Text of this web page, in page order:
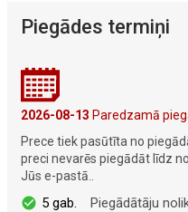
Piegādes termiņi
2026-08-13 Paredzamā
Prece tiek pasūtīta no
preci nevarēs piegādāt līdz
Jūs e-pastā..
5 gab. Piegādātāju